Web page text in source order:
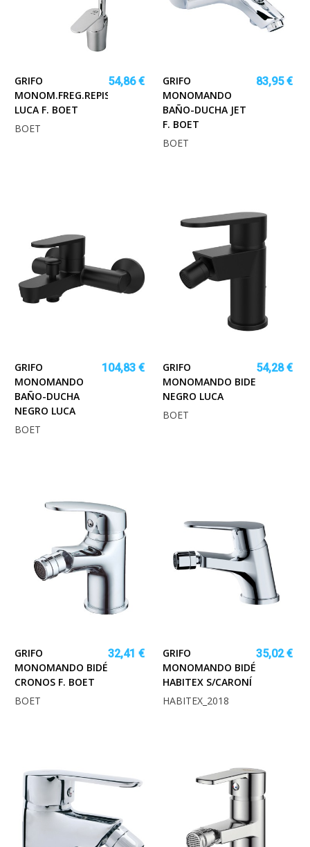
GRIFO
MONOM.FREG.REPISA
LUCA F. BOET
54,86 €
BOET
GRIFO
MONOMANDO
BAÑO-DUCHA JET
F. BOET
83,95 €
BOET
GRIFO
MONOMANDO
BAÑO-DUCHA
NEGRO LUCA
104,83 €
BOET
GRIFO
MONOMANDO BIDE
NEGRO LUCA
54,28 €
BOET
GRIFO
MONOMANDO BIDÉ
CRONOS F. BOET
32,41 €
BOET
GRIFO
MONOMANDO BIDÉ
HABITEX S/CARONÍ
35,02 €
HABITEX_2018